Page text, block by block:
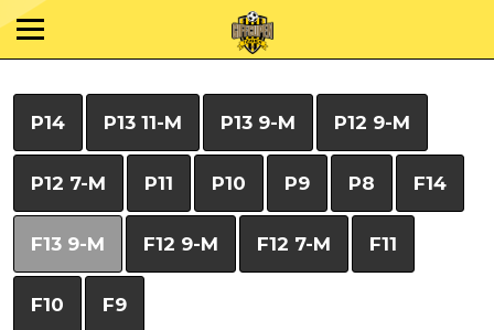
P14 P13 11-M P13 9-M P12 9-M
P12 7-M P11 P10 P9 P8 F14
F13 9-M F12 9-M F12 7-M F11
F10 F9